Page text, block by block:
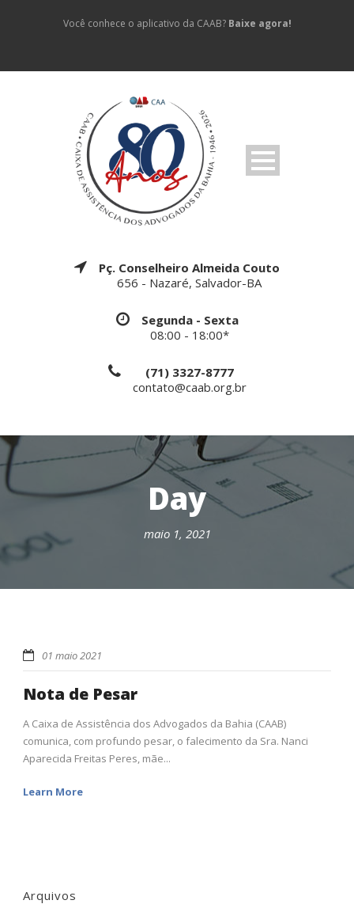
Você conhece o aplicativo da CAAB? Baixe agora!
Pç. Conselheiro Almeida Couto
656 - Nazaré, Salvador-BA
Segunda - Sexta
08:00 - 18:00*
(71) 3327-8777
contato@caab.org.br
Day
maio 1, 2021
01 maio 2021
Nota de Pesar
A Caixa de Assistência dos Advogados da Bahia (CAAB)
comunica, com profundo pesar, o falecimento da Sra. Nanci
Aparecida Freitas Peres, mãe...
Learn More
Arquivos